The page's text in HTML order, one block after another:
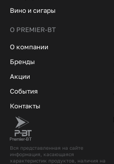
Вся представленная на сайте
информация, касающаяся
характеристик продуктов, наличия на
Вино и сигары
О PREMIER-BT
О компании
Бренды
Акции
События
Контакты